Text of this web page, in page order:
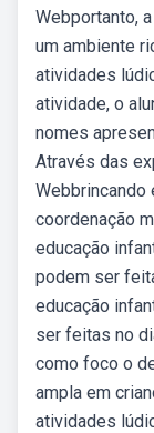
Webportanto,
um ambiente
atividades
atividade, o
nomes
Através das
Webbrincando
coordenação
educação
podem ser
educação
ser feitas no
como foco o
ampla em
atividades